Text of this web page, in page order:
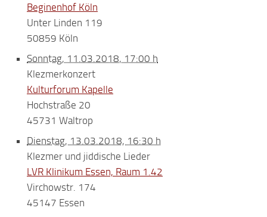
Beginenhof Köln
Unter Linden 119
50859 Köln
Sonntag, 11.03.2018, 17:00 h
Klezmerkonzert
Kulturforum Kapelle
Hochstraße 20
45731 Waltrop
Dienstag, 13.03.2018, 16:30 h
Klezmer und jiddische Lieder
LVR Klinikum Essen, Raum 1.42
Virchowstr. 174
45147 Essen